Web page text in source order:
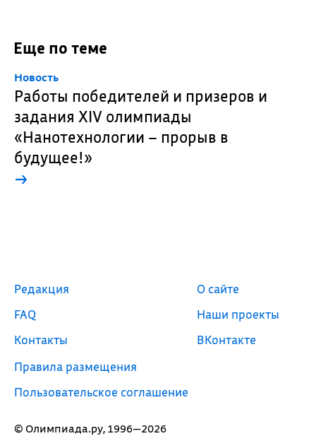
Еще по теме
Новость
Работы победителей и призеров и
задания XIV олимпиады
«Нанотехнологии – прорыв в
будущее!»
→
© Олимпиада.ру, 1996—2026
Редакция
FAQ
Контакты
Правила размещения
Пользовательское соглашение
О сайте
Наши проекты
ВКонтакте